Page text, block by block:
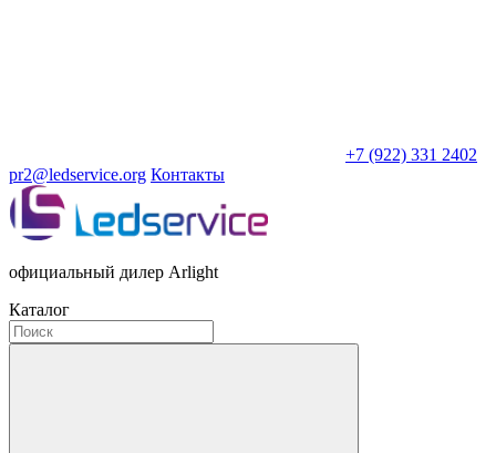
+7 (922) 331 2402
pr2@ledservice.org Контакты
официальный дилер Arlight
Каталог